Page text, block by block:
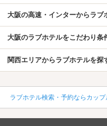
大阪の高速・インターからラブ
大阪のラブホテルをこだわり条
関西エリアからラブホテルを探
ラブホテル検索・予約ならカップ